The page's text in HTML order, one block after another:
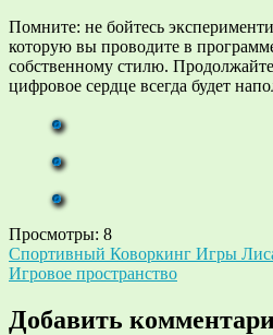
Помните: не бойтесь
которую вы проводите в
собственному стилю.
цифровое сердце всегда будет
Просмотры: 8
Навигация
по
записям
Спортивный Коворкинг Игры
Игровое пространство
Добавить